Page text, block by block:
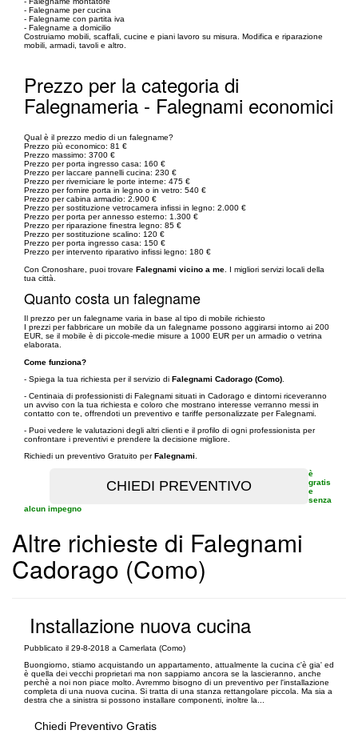
- Falegname per cucina
- Falegname con partita iva
- Falegname a domicilio
Costruiamo mobili, scaffali, cucine e piani lavoro su misura. Modifica e riparazione
mobili, armadi, tavoli e altro.
Prezzo per la categoria di
Falegnameria - Falegnami economici
Qual è il prezzo medio di un falegname?
Prezzo più economico: 81 €
Prezzo massimo: 3700 €
Prezzo per porta ingresso casa: 160 €
Prezzo per laccare pannelli cucina: 230 €
Prezzo per riverniciare le porte interne: 475 €
Prezzo per fornire porta in legno o in vetro: 540 €
Prezzo per cabina armadio: 2.900 €
Prezzo per sostituzione vetrocamera infissi in legno: 2.000 €
Prezzo per porta per annesso esterno: 1.300 €
Prezzo per riparazione finestra legno: 85 €
Prezzo per sostituzione scalino: 120 €
Prezzo per porta ingresso casa: 150 €
Prezzo per intervento riparativo infissi legno: 180 €
Con Cronoshare, puoi trovare Falegnami vicino a me . I migliori servizi locali della
tua città.
Quanto costa un falegname
Il prezzo per un falegname varia in base al tipo di mobile richiesto
I prezzi per fabbricare un mobile da un falegname possono aggirarsi intorno ai 200
EUR, se il mobile è di piccole-medie misure a 1000 EUR per un armadio o vetrina
elaborata.
Come funziona?
- Spiega la tua richiesta per il servizio di Falegnami Cadorago (Como)
- Centinaia di professionisti di Falegnami situati in Cadorago e dintorni riceveranno
un avviso con la tua richiesta e coloro che mostrano interesse verranno messi in
contatto con te, offrendoti un preventivo e tariffe personalizzate per Falegnami.
- Puoi vedere le valutazioni degli altri clienti e il profilo di ogni professionista per
confrontare i preventivi e prendere la decisione migliore.
Richiedi un preventivo Gratuito perFalegnami
è
gratis
e
senza
alcun impegno
Altre richieste di Falegnami
Cadorago (Como)
Installazione nuova cucina
Pubblicato il 29-8-2018 a Camerlata (Como)
Buongiorno, stiamo acquistando un appartamento, attualmente la cucina c'è gia' ed
è quella dei vecchi proprietari ma non sappiamo ancora se la lascieranno, anche
perchè a noi non piace molto. Avremmo bisogno di un preventivo per l'installazione
completa di una nuova cucina. Si tratta di una stanza rettangolare piccola. Ma sia a
destra che a sinistra si possono installare componenti, inoltre la...
Chiedi Preventivo Gratis